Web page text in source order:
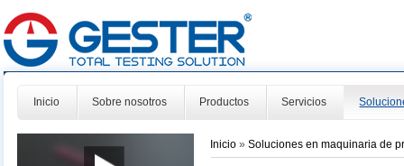
Inicio Sobre nosotros Productos Servicios
Inicio»Soluciones en maquinaria de